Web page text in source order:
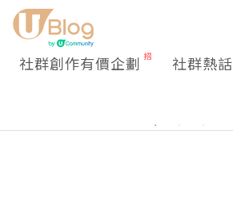
社群創作有價企劃 社群熱話